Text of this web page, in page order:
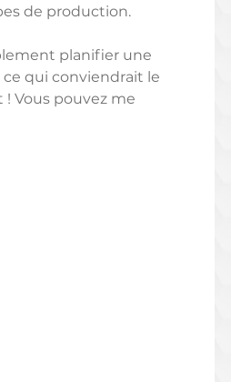
de production.
planifier une
qui conviendrait le
Vous pouvez me